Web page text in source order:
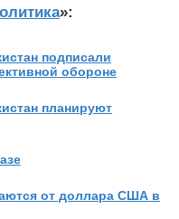
»:
подписали
обороне
планируют
от доллара США в